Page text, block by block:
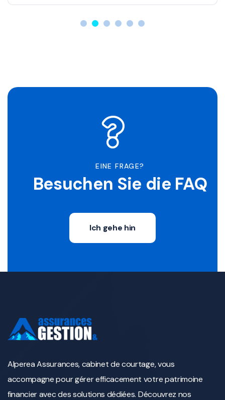
EINE FRAGE?
Besuchen Sie die FAQ
Ich gehe hin
Alperea Assurances, cabinet de courtage, vous
accompagne pour gérer efficacement votre patrimoine
financier avec des solutions dédiées. Découvrez nos